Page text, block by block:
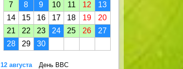
7
8 9 10 11 12
13
14
15 16 17 18 19
20
21
22 23 24 25 26
27
28
29 30
12 августа
День ВВС